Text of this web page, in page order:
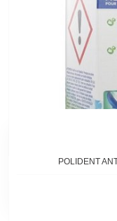
POLIDENT